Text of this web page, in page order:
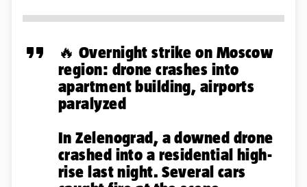
🔥 Overnight strike on Moscow
region: drone crashes into
apartment building, airports
paralyzed
In Zelenograd, a downed drone
crashed into a residential high-
rise last night. Several cars